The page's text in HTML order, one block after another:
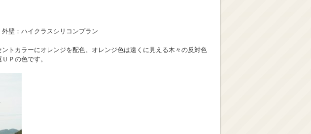
壁：ハイクラスシリコンプラン
トカラーにオレンジを配色。オレンジ色は遠くに見える木々の反対色
Ｐの色です。